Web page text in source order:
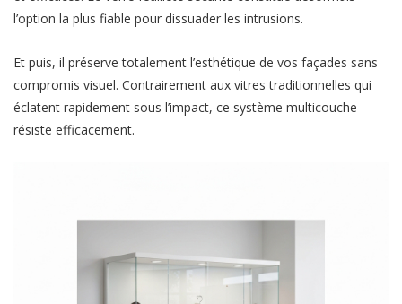
l’option la plus fiable pour dissuader les intrusions.
Et puis, il préserve totalement l’esthétique de vos façades sans
compromis visuel. Contrairement aux vitres traditionnelles qui
éclatent rapidement sous l’impact, ce système multicouche
résiste efficacement.